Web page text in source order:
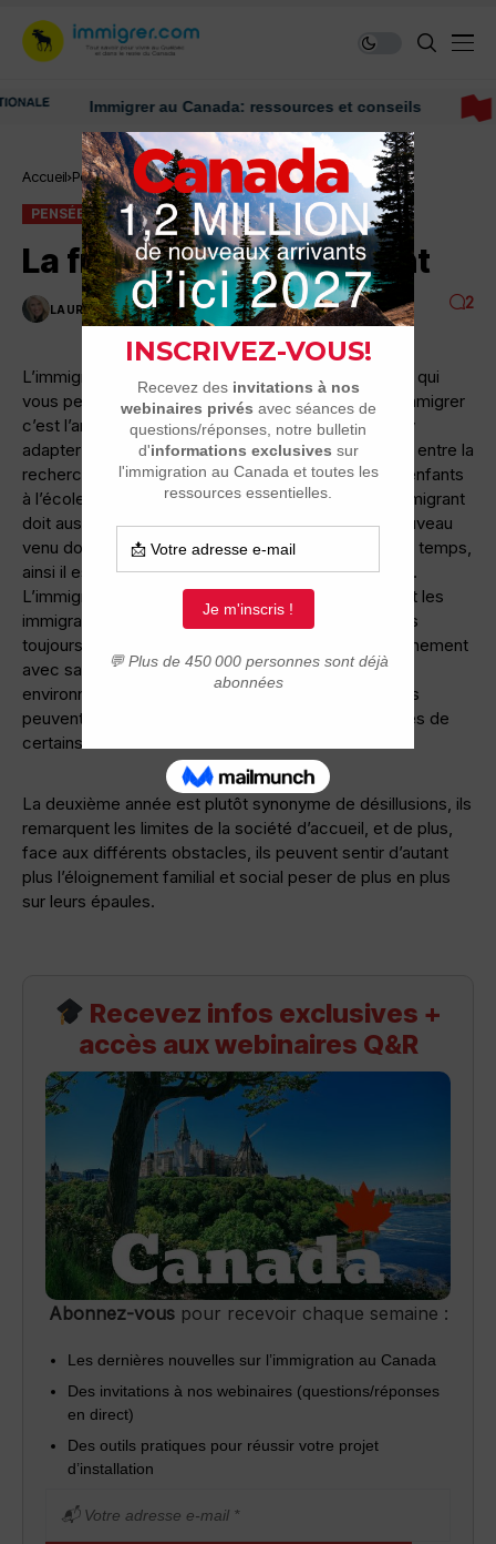
Immigrer au Canada: ressources et conseils
Accueil Pensée du jour La fragilité de l’immigrant
PENSÉE DU JOUR
La fragilité de l’immigrant
LAURENCE NADEAU 1 MINUTES DE LECTURE 3K VUES 2
L’immigration n’est pas qu’obtenir un bout de papier qui
vous permettra de vivre dans le nouveau monde. Immigrer
c’est l’arrivée sur une nouvelle terre mais surtout s’y
adapter ! Le processus d’intégration peut être long, entre la
recherche d’emploi, de logement, l’inscription des enfants
à l’école ou à la garderie, l’adaptation culturelle, l’immigrant
doit aussi se créer un nouveau cercle social. Le nouveau
venu doit jongler avec de nombreux défis en même temps,
ainsi il est souvent épuisé lors de la première année.
L’immigration n’est pas toujours une mince affaire et les
immigrants vivent de nombreux épisodes de vie pas
toujours simples car l’éloignement familial, le déracinement
avec sa culture d’origine, l’adaptation à son nouvel
environnement et la réalité de la vie de tous les jours
peuvent franchement poussés à bout les ressources de
certains.
La deuxième année est plutôt synonyme de désillusions, ils
remarquent les limites de la société d’accueil, et de plus,
face aux différents obstacles, ils peuvent sentir d’autant
plus l’éloignement familial et social peser de plus en plus
sur leurs épaules.
Recevez infos exclusives +
accès aux webinaires Q&R
Abonnez-vouspour recevoir chaque semaine :
Les dernières nouvelles sur l’immigration au Canada
Des invitations à nos webinaires (questions/réponses
en direct)
Des outils pratiques pour réussir votre projet
d’installation